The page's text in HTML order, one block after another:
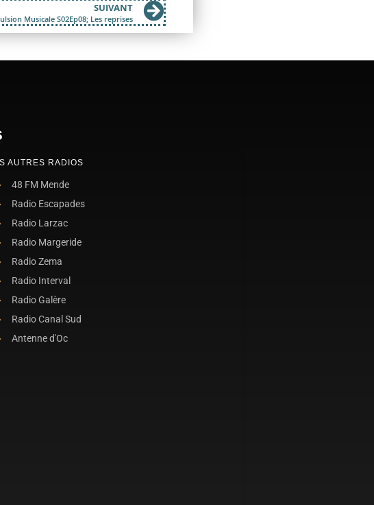
SUIVANT
Musicale S02Ep08; Les reprises
AUTRES RADIOS
48 FM Mende
Radio Escapades
Radio Larzac
Radio Margeride
Radio Zema
Radio Interval
Radio Galère
Radio Canal Sud
Antenne d'Oc